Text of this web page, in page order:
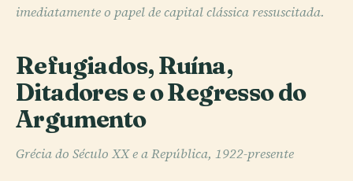
imediatamente o papel de capital clássica ressuscitada.
Refugiados, Ruína,
Ditadores e o Regresso do
Argumento
Grécia do Século XX e a República, 1922-presente